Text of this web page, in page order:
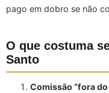
pago em dobro se não
O que costuma
Santo
Comissão “fora